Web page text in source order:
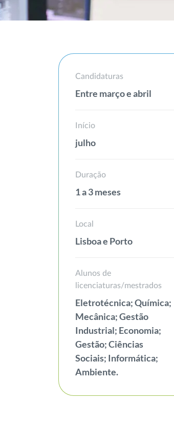
Candidaturas
Entre março e abril
Início
julho
Duração
1 a 3 meses
Local
Lisboa e Porto
Alunos de
licenciaturas/mestrados
Eletrotécnica; Química;
Mecânica; Gestão
Industrial; Economia;
Gestão; Ciências
Sociais; Informática;
Ambiente.